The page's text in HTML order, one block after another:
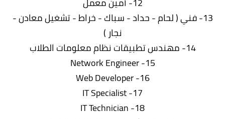
13- فني ( لحام - حداد - سباك - خراط - تشغيل معادن -
نجار )
14- مهندس تطبيقات نظام معلومات الطلاب
15- Network Engineer
16- Web Developer
17- IT Specialist
18- IT Technician